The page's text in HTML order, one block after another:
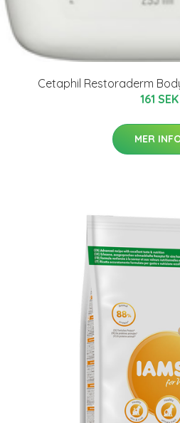
Cetaphil Restoraderm
161 SEK
MER